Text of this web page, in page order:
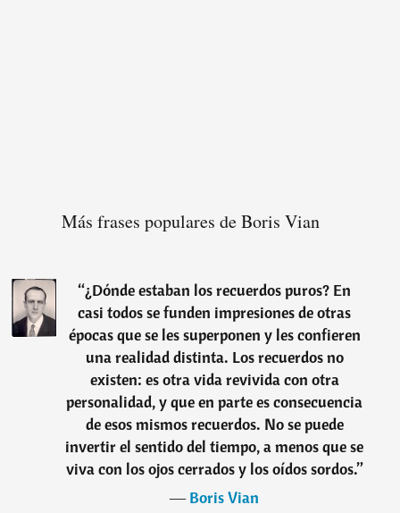
Más frases populares de Boris Vian
“¿Dónde estaban los recuerdos puros? En
casi todos se funden impresiones de otras
épocas que se les superponen y les confieren
una realidad distinta. Los recuerdos no
existen: es otra vida revivida con otra
personalidad, y que en parte es consecuencia
de esos mismos recuerdos. No se puede
invertir el sentido del tiempo, a menos que se
viva con los ojos cerrados y los oídos sordos.”
―Boris Vian